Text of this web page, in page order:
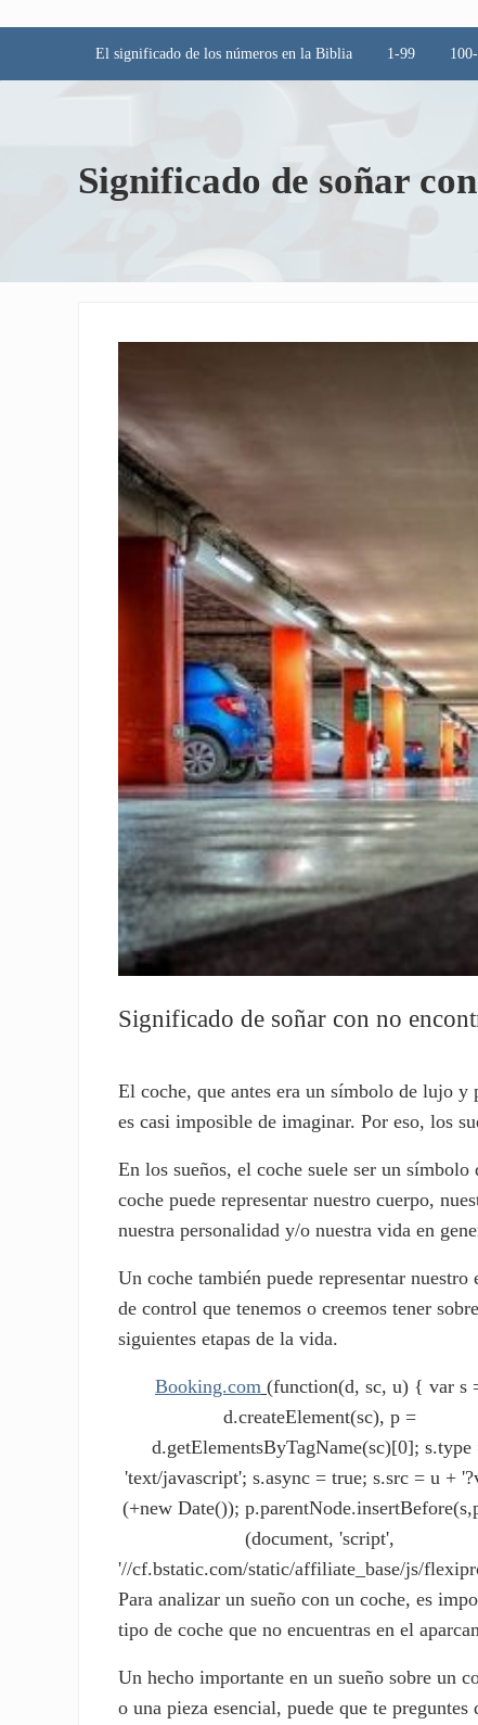
El significado de los números en la Biblia 1-99
Significado de soñar
Significado de soñar con no
El coche, que antes era un símbolo de lujo
es casi imposible de imaginar. Por eso, los
En los sueños, el coche suele ser un
coche puede representar nuestro cuerpo,
nuestra personalidad y/o nuestra vida en
Un coche también puede representar
de control que tenemos o creemos tener
siguientes etapas de la vida.
Booking.com (function(d, sc, u) { var s
d.createElement(sc), p =
d.getElementsByTagName(sc)[0]; s.type
'text/javascript'; s.async = true; s.src = u +
(+new Date());
(document, 'script',
'//cf.bstatic.com/static/affiliate_base/js/
Para analizar un sueño con un coche, es
tipo de coche que no encuentras en el
Un hecho importante en un sueño sobre un
o una pieza esencial, puede que te